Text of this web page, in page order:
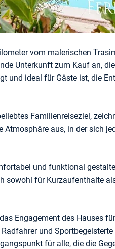
vom malerischen
Unterkunft zum Kauf an,
und ideal für Gäste ist, die
Familienreiseziel,
Atmosphäre aus, in der sich
und funktional
sowohl für Kurzaufenthalte
Engagement des Hauses
und
für alle, die die